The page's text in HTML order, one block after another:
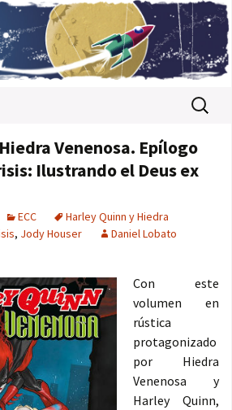
Buscar:
Venenosa. Epílogo
Ilustrando el Deus ex
ECC
Harley Quinn y Hiedra
, Jody Houser Daniel Lobato
Con este
volumen en
rústica
protagonizado
por Hiedra
Venenosa y
Harley Quinn,